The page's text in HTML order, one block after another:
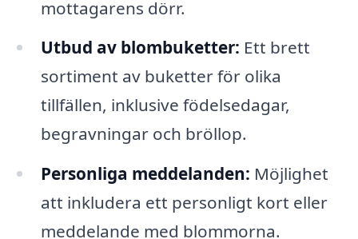
mottagarens dörr.
Utbud av blombuketter: Ett brett
sortiment av buketter för olika
tillfällen, inklusive födelsedagar,
begravningar och bröllop.
Personliga meddelanden: Möjlighet
att inkludera ett personligt kort eller
meddelande med blommorna.